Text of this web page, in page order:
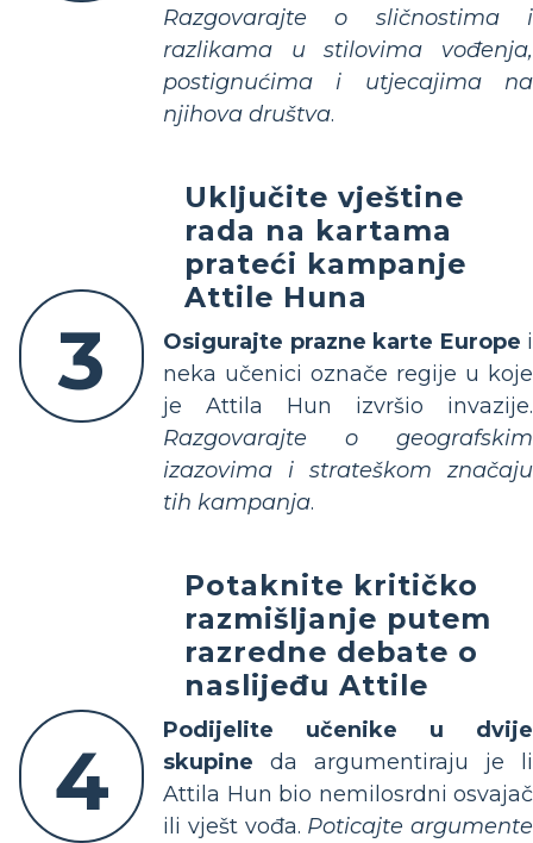
Razgovarajte o sličnostima i
razlikama u stilovima vođenja,
postignućima i utjecajima na
njihova društva.
3
Uključite vještine
rada na kartama
prateći kampanje
Attile Huna
Osigurajte prazne karte Europe i
neka učenici označe regije u koje
je Attila Hun izvršio invazije.
Razgovarajte o geografskim
izazovima i strateškom značaju
tih kampanja.
4
Potaknite kritičko
razmišljanje putem
razredne debate o
naslijeđu Attile
Podijelite učenike u dvije
skupine da argumentiraju je li
Attila Hun bio nemilosrdni osvajač
ili vješt vođa. Poticajte argumente